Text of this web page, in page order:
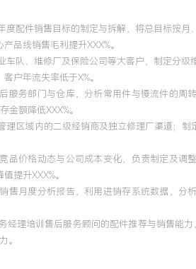
度配件销售目标的制定与拆解，将总目标按
品线销售毛利提升XXX%。
车队、维修厂及保险公司等大客户，制定分
户年流失率低于X%。
服务部门与仓库，分析常用件与慢流件的
金额降低XXX%。
理区域内的二级经销商及独立修理厂渠道；
品价格动态与公司成本变化，负责制定及
提升XXX%。
售月度分析报告，利用进销存系统数据，
经理培训售后服务顾问的配件推荐与销售能
。